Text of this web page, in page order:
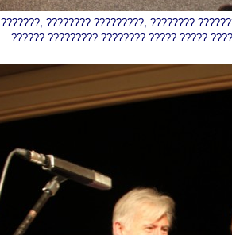
???????, ???????? ?????????, ????????
?????? ????????? ???????? ????? ?????